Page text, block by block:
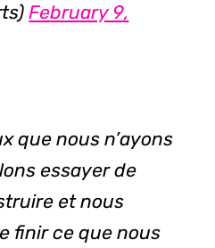
February 9,
que nous n’ayons
essayer de
et nous
finir ce que nous